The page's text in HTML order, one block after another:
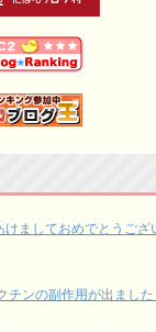
ましておめでとうござ
チンの副作用が出まし